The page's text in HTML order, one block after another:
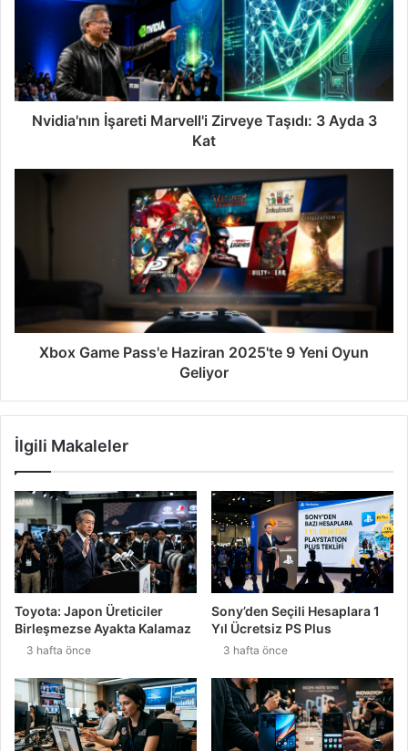
Nvidia'nın İşareti Marvell'i Zirveye Taşıdı: 3 Ayda 3
Kat
Xbox Game Pass'e Haziran 2025'te 9 Yeni Oyun
Geliyor
İlgili Makaleler
Toyota: Japon Üreticiler
Birleşmezse Ayakta Kalamaz
3 hafta önce
Sony’den Seçili Hesaplara 1
Yıl Ücretsiz PS Plus
3 hafta önce